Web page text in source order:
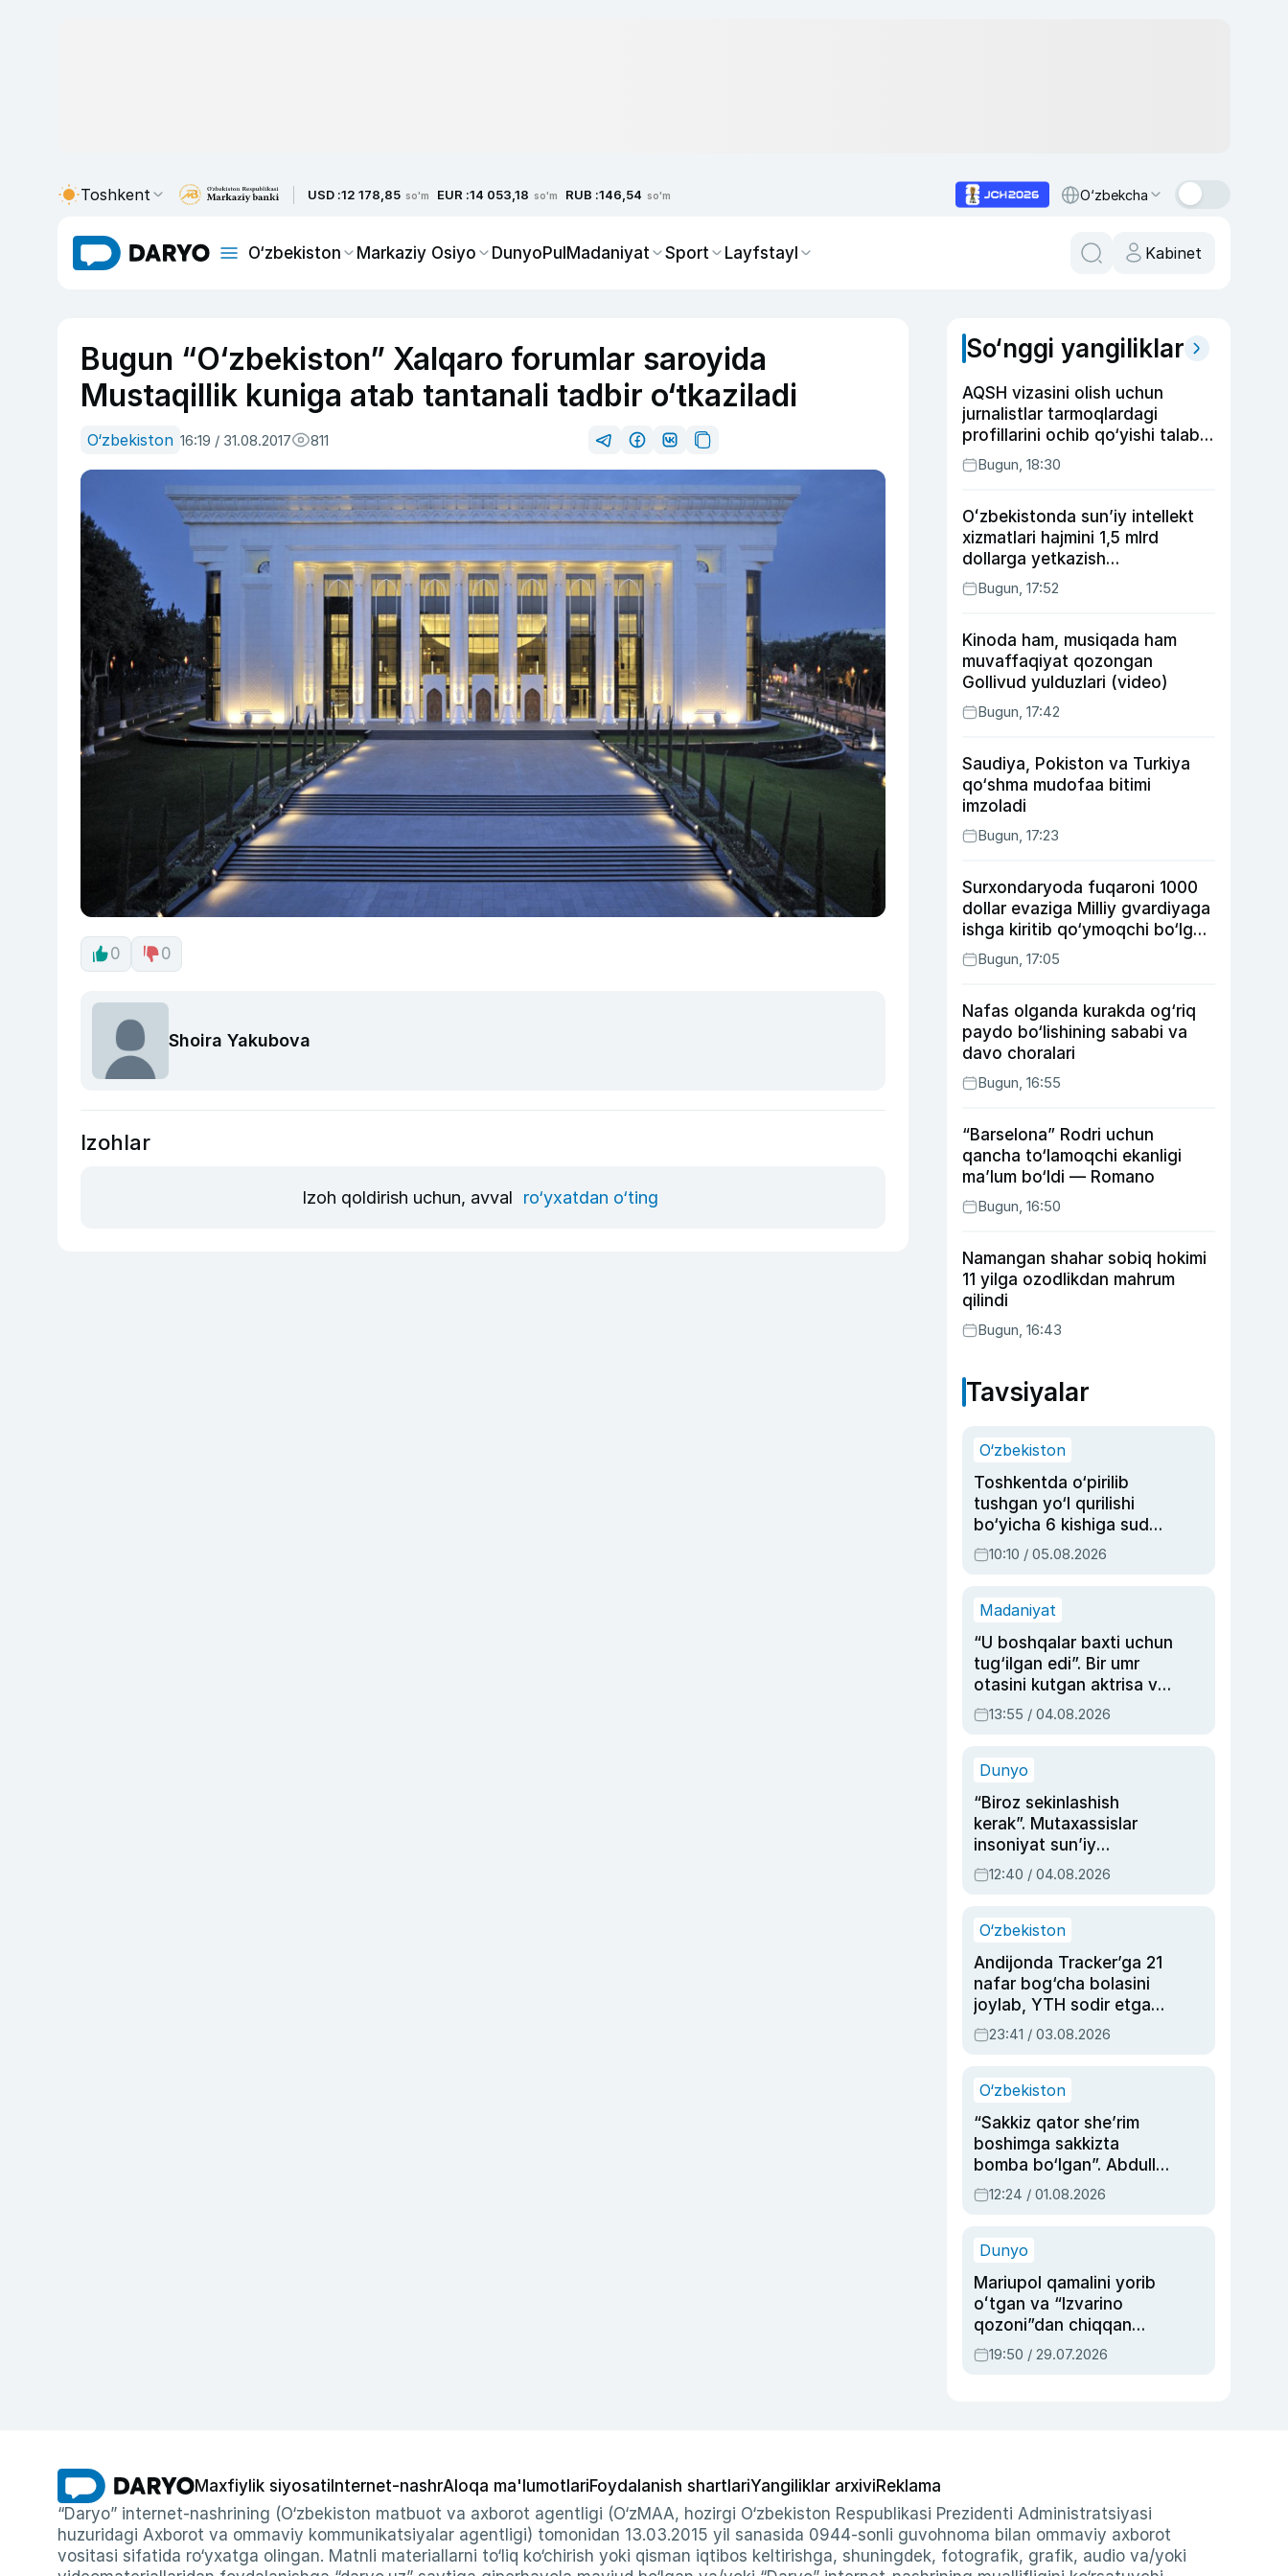
Toshkent USD :12 178,85 so'm EUR :14 053,18 so'm RUB :146,54 so'm O‘zbekcha
O‘zbekiston Markaziy Osiyo DunyoPulMadaniyat Sport Layfstayl Kabinet
Bugun “O‘zbekiston” Xalqaro forumlar saroyida
Mustaqillik kuniga atab tantanali tadbir o‘tkaziladi
O‘zbekiston 16:19 / 31.08.2017 811
0 0
Shoira Yakubova
Izohlar
Izoh qoldirish uchun, avval ro‘yxatdan o‘ting
So‘nggi yangiliklar
AQSH vizasini olish uchun
jurnalistlar tarmoqlardagi
profillarini ochib qo‘yishi talab
etilishi mumkin
Bugun, 18:30
Oʻzbekistonda sunʼiy intellekt
xizmatlari hajmini 1,5 mlrd
dollarga yetkazish
rejalashtirilmoqda
Bugun, 17:52
Kinoda ham, musiqada ham
muvaffaqiyat qozongan
Gollivud yulduzlari (video)
Bugun, 17:42
Saudiya, Pokiston va Turkiya
qo‘shma mudofaa bitimi
imzoladi
Bugun, 17:23
Surxondaryoda fuqaroni 1000
dollar evaziga Milliy gvardiyaga
ishga kiritib qo‘ymoqchi bo‘lgan
shaxs ushlandi
Bugun, 17:05
Nafas olganda kurakda og‘riq
paydo bo‘lishining sababi va
davo choralari
Bugun, 16:55
“Barselona” Rodri uchun
qancha to‘lamoqchi ekanligi
ma’lum bo‘ldi — Romano
Bugun, 16:50
Namangan shahar sobiq hokimi
11 yilga ozodlikdan mahrum
qilindi
Bugun, 16:43
Tavsiyalar
O‘zbekiston
Toshkentda o‘pirilib
tushgan yo‘l qurilishi
bo‘yicha 6 kishiga sud
hukmi o‘qildi
10:10 / 05.08.2026
Madaniyat
“U boshqalar baxti uchun
tug‘ilgan edi”. Bir umr
otasini kutgan aktrisa va
dublyaj ustasi Rimma
Ahmedovaning
13:55 / 04.08.2026
Dunyo
“Biroz sekinlashish
kerak”. Mutaxassislar
insoniyat sun’iy
intellektni boshqara
olmay qolishidan xavotir
12:40 / 04.08.2026
O‘zbekiston
Andijonda Tracker’ga 21
nafar bog‘cha bolasini
joylab, YTH sodir etgan
ayolga sud hukmi o‘qildi
23:41 / 03.08.2026
O‘zbekiston
“Sakkiz qator she’rim
boshimga sakkizta
bomba bo‘lgan”. Abdulla
Oripovni siyosiy
ayblovlardan asrab
12:24 / 01.08.2026
Dunyo
Mariupol qamalini yorib
oʻtgan va “Izvarino
qozoni”dan chiqqan
qahramon — Ukraina
armiyasi bosh
19:50 / 29.07.2026
Maxfiylik siyosati Internet-nashrAloqa ma'lumotlariFoydalanish shartlariYangiliklar arxiviReklama
“Daryo” internet-nashrining (O‘zbekiston matbuot va axborot agentligi (O‘zMAA, hozirgi O‘zbekiston Respublikasi Prezidenti Administratsiyasi
huzuridagi Axborot va ommaviy kommunikatsiyalar agentligi) tomonidan 13.03.2015 yil sanasida 0944-sonli guvohnoma bilan ommaviy axborot
vositasi sifatida ro‘yxatga olingan. Matnli materiallarni to‘liq ko‘chirish yoki qisman iqtibos keltirishga, shuningdek, fotografik, grafik, audio va/yoki